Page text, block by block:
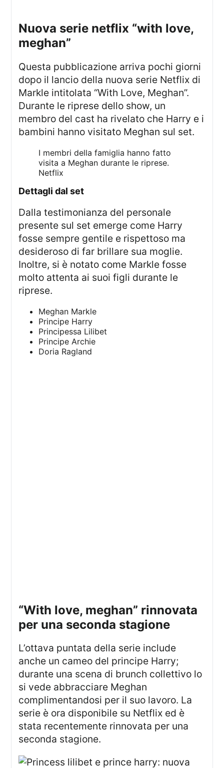
nuova serie netflix “with love,
meghan”
Questa pubblicazione arriva pochi giorni
dopo il lancio della nuova serie Netflix di
Markle intitolata “With Love, Meghan”.
Durante le riprese dello show, un
membro del cast ha rivelato che Harry e i
bambini hanno visitato Meghan sul set.
I membri della famiglia hanno fatto
visita a Meghan durante le riprese.
Netflix
dettagli dal set
Dalla testimonianza del personale
presente sul set emerge come Harry
fosse sempre gentile e rispettoso ma
desideroso di far brillare sua moglie.
Inoltre, si è notato come Markle fosse
molto attenta ai suoi figli durante le
riprese.
Meghan Markle
Principe Harry
Principessa Lilibet
Principe Archie
Doria Ragland
“with love, meghan” rinnovata
per una seconda stagione
L’ottava puntata della serie include
anche un cameo del principe Harry;
durante una scena di brunch collettivo lo
si vede abbracciare Meghan
complimentandosi per il suo lavoro. La
serie è ora disponibile su Netflix ed è
stata recentemente rinnovata per una
seconda stagione.